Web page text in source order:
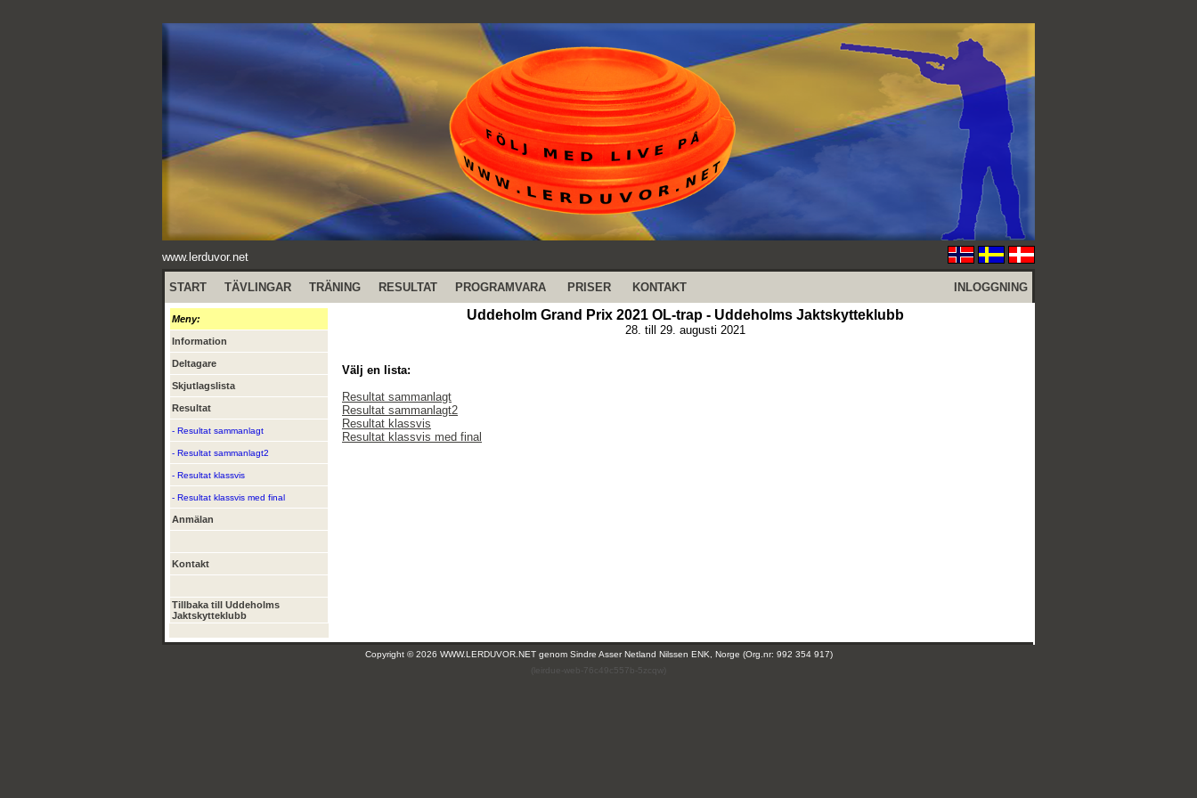
www.lerduvor.net
START TÄVLINGAR TRÄNING RESULTAT PROGRAMVARA PRISER KONTAKT INLOGGNING
Meny:
Information
Deltagare
Skjutlagslista
Resultat
- Resultat sammanlagt
- Resultat sammanlagt2
- Resultat klassvis
- Resultat klassvis med final
Anmälan
Kontakt
Tillbaka till Uddeholms
Jaktskytteklubb
Uddeholm Grand Prix 2021 OL-trap - Uddeholms Jaktskytteklubb
28. till 29. augusti 2021
Välj en lista:
Resultat sammanlagt
Resultat sammanlagt2
Resultat klassvis
Resultat klassvis med final
Copyright © 2026 WWW.LERDUVOR.NET genom Sindre Asser Netland Nilssen ENK, Norge (Org.nr: 992 354 917)
(leirdue-web-76c49c557b-5zcqw)